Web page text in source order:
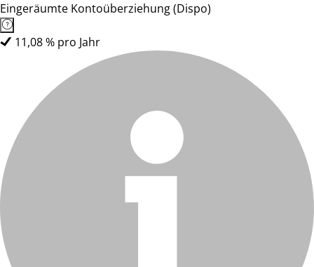
Eingeräumte Kontoüberziehung (Dispo)
11,08 % pro Jahr